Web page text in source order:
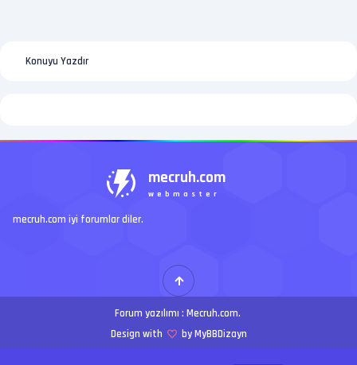
Konuyu Yazdır
mecruh.com
webmaster
mecruh.com iyi forumlar diler.
Forum yazılımı : Mecruh.com.
Design with
by MyBBDizayn